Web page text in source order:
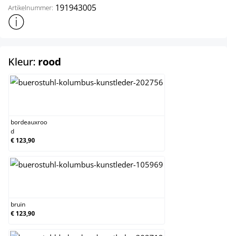
Artikelnummer: 191943005
Toon meer productinformatie
Kleur: rood
bordeauxroo
d
€ 123,90
bruin
€ 123,90